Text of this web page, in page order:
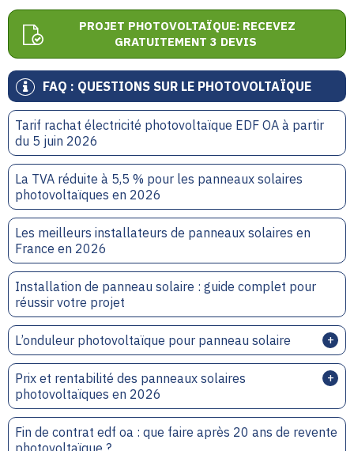
FAQ : QUESTIONS SUR LE PHOTOVOLTAÏQUE
Tarif rachat électricité photovoltaïque EDF OA à partir
du 5 juin 2026
La TVA réduite à 5,5 % pour les panneaux solaires
photovoltaïques en 2026
Les meilleurs installateurs de panneaux solaires en
France en 2026
Installation de panneau solaire : guide complet pour
réussir votre projet
L’onduleur photovoltaïque pour panneau solaire
Prix et rentabilité des panneaux solaires
photovoltaïques en 2026
Fin de contrat edf oa : que faire après 20 ans de revente
photovoltaïque ?
PROJET PHOTOVOLTAÏQUE: RECEVEZ
GRATUITEMENT 3 DEVIS